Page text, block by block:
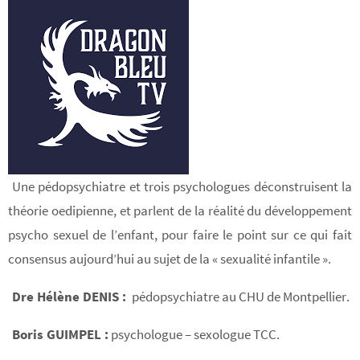
Une pédopsychiatre et trois psychologues déconstruisent la
théorie oedipienne, et parlent de la réalité du développement
psycho sexuel de l’enfant, pour faire le point sur ce qui fait
consensus aujourd’hui au sujet de la « sexualité infantile ».
Dre Hélène DENIS : pédopsychiatre au CHU de Montpellier.
Boris GUIMPEL : psychologue – sexologue TCC.